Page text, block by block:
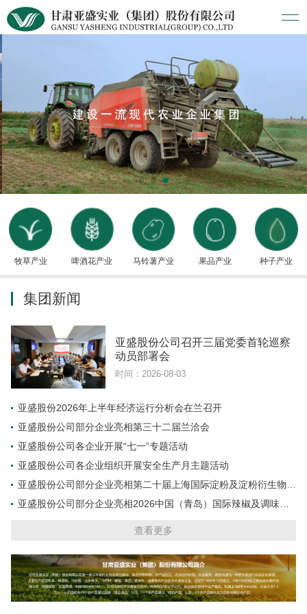
牧草产业 啤酒花产业 马铃薯产业 果品产业 种子产业
集团新闻
亚盛股份公司召开三届党委首轮巡察
动员部署会
时间：2026-08-03
亚盛股份2026年上半年经济运行分析会在兰召开
亚盛股份公司部分企业亮相第三十二届兰洽会
亚盛股份公司各企业开展“七一”专题活动
亚盛股份公司各企业组织开展安全生产月主题活动
亚盛股份公司部分企业亮相第二十届上海国际淀粉及淀粉衍生物展
览会
亚盛股份公司部分企业亮相2026中国（青岛）国际辣椒及调味料
查看更多